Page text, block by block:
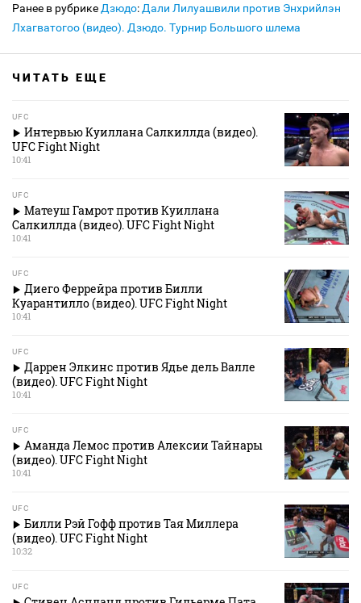
Ранее в рубрике Дзюдо: Дали Лилуашвили против Энхрийлэн
Лхагватогоо (видео). Дзюдо. Турнир Большого шлема
ЧИТАТЬ ЕЩЕ
UFC
Интервью Куиллана Салкиллда (видео).
UFC Fight Night
10:41
UFC
Матеуш Гамрот против Куиллана
Салкиллда (видео). UFC Fight Night
10:41
UFC
Диего Феррейра против Билли
Куарантилло (видео). UFC Fight Night
10:41
UFC
Даррен Элкинс против Ядье дель Валле
(видео). UFC Fight Night
10:41
UFC
Аманда Лемос против Алексии Тайнары
(видео). UFC Fight Night
10:41
UFC
Билли Рэй Гофф против Тая Миллера
(видео). UFC Fight Night
10:32
UFC